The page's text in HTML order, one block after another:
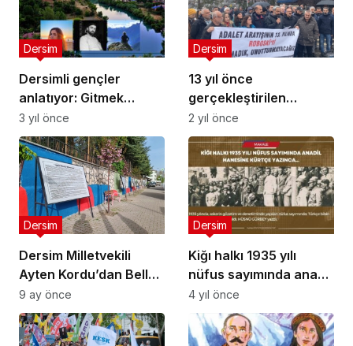
Dersimli gençler
anlatıyor: Gitmek
istiyoruz çünkü
umudumuz bitti
Dersim
3 yıl önce
13 yıl önce
gerçekleştirilen
Roboskî Katliamı,
Dersim’de protesto
edildi
Dersim
2 yıl önce
Dersim Milletvekili
Ayten Kordu’dan Bellek
Duvarı Sorusu: Hozat
Kaymakamlığı’nın
Gerekçesi Nedir?
Dersim
9 ay önce
Kiğı halkı 1935 yılı
nüfus sayımında anadil
hanesine Kürtçe
yazınca…
Dersim
4 yıl önce